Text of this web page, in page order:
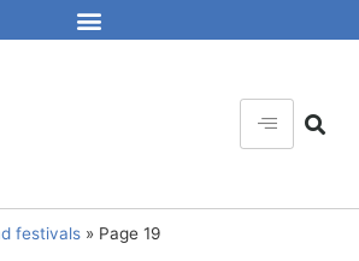
festivals » Page 19